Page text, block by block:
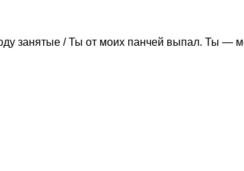
занятые / Ты от моих панчей выпал. Ты —